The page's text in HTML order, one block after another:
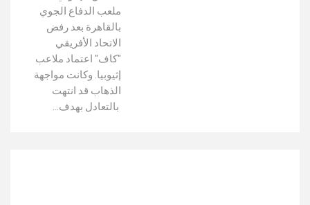
ملعب الدفاع الجوي
بالقاهرة بعد رفض
الاتحاد الأفريقي
"كاف" اعتماد ملاعب
إثيوبيا. وكانت مواجهة
الذهاب قد انتهت
بالتعادل بهدف…